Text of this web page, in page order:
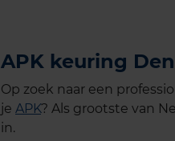
APK keuring
Op zoek naar een
je APK? Als grootste van
in.